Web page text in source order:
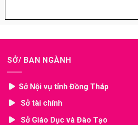
SỞ/ BAN NGÀNH
Sở Nội vụ tỉnh Đồng Tháp
Sở tài chính
Sở Giáo Dục và Đào Tạo